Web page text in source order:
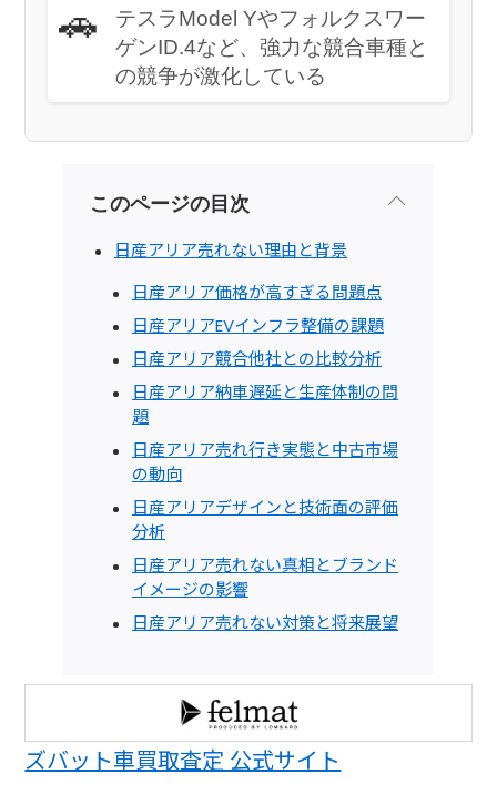
🚗
テスラModel Yやフォルクスワー
ゲンID.4など、強力な競合車種と
の競争が激化している
このページの目次
日産アリア売れない理由と背景
日産アリア価格が高すぎる問題点
日産アリアEVインフラ整備の課題
日産アリア競合他社との比較分析
日産アリア納車遅延と生産体制の問
題
日産アリア売れ行き実態と中古市場
の動向
日産アリアデザインと技術面の評価
分析
日産アリア売れない真相とブランド
イメージの影響
日産アリア売れない対策と将来展望
ズバット車買取査定 公式サイト